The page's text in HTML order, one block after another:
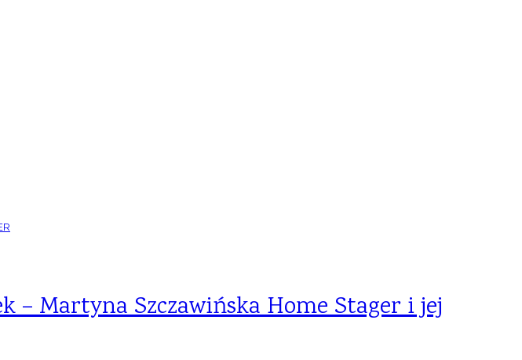
– Martyna Szczawińska Home Stager i jej